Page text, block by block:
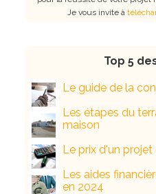
Je vous invite à
Top 5
Le guide de la
Les étapes du
maison
Le prix d'un
Les aides
en 2024